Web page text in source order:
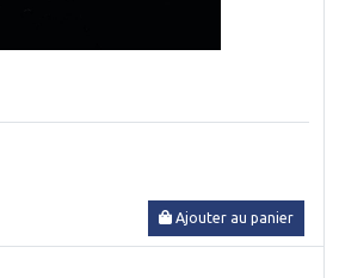
Ajouter au panier